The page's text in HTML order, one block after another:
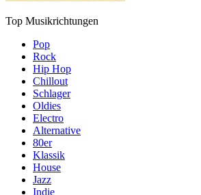
Top Musikrichtungen
Pop
Rock
Hip Hop
Chillout
Schlager
Oldies
Electro
Alternative
80er
Klassik
House
Jazz
Indie